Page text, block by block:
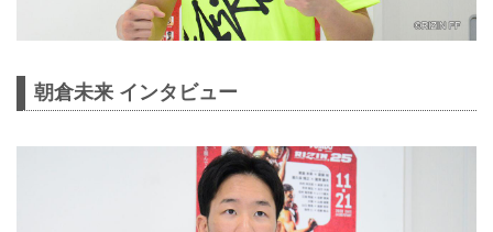
朝倉未来 インタビュー